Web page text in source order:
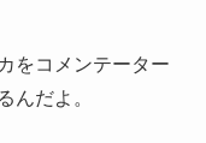
をコメンテーター
んだよ。